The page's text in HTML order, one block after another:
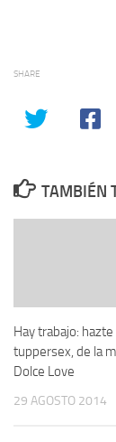
SHARE
TAMBIÉN
Hay trabajo:
tuppersex, de la
Dolce Love
29 AGOSTO 2014